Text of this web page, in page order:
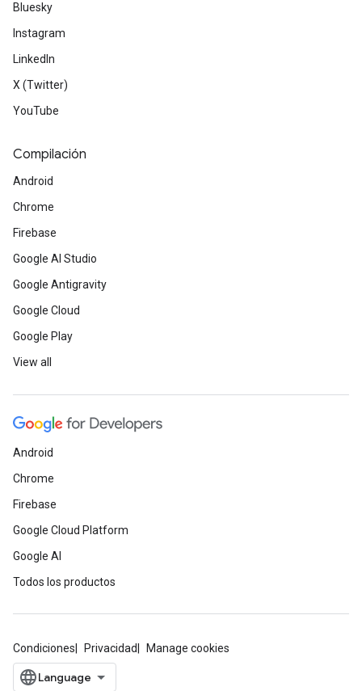
Bluesky
Instagram
LinkedIn
X (Twitter)
YouTube
Compilación
Android
Chrome
Firebase
Google AI Studio
Google Antigravity
Google Cloud
Google Play
View all
Android
Chrome
Firebase
Google Cloud Platform
Google AI
Todos los productos
Condiciones Privacidad Manage cookies